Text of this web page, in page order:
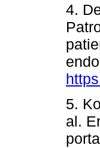
4.
5.
al.